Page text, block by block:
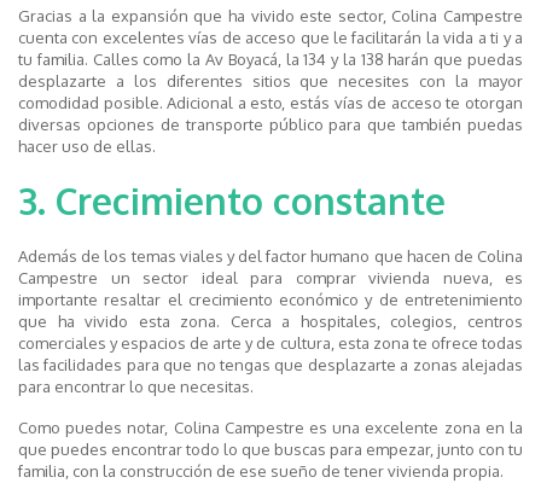
Gracias a la expansión que ha vivido este sector, Colina Campestre
cuenta con excelentes vías de acceso que le facilitarán la vida a ti y a
tu familia. Calles como la Av Boyacá, la 134 y la 138 harán que puedas
desplazarte a los diferentes sitios que necesites con la mayor
comodidad posible. Adicional a esto, estás vías de acceso te otorgan
diversas opciones de transporte público para que también puedas
hacer uso de ellas.
3. Crecimiento constante
Además de los temas viales y del factor humano que hacen de Colina
Campestre un sector ideal para comprar vivienda nueva, es
importante resaltar el crecimiento económico y de entretenimiento
que ha vivido esta zona. Cerca a hospitales, colegios, centros
comerciales y espacios de arte y de cultura, esta zona te ofrece todas
las facilidades para que no tengas que desplazarte a zonas alejadas
para encontrar lo que necesitas.
Como puedes notar, Colina Campestre es una excelente zona en la
que puedes encontrar todo lo que buscas para empezar, junto con tu
familia, con la construcción de ese sueño de tener vivienda propia.